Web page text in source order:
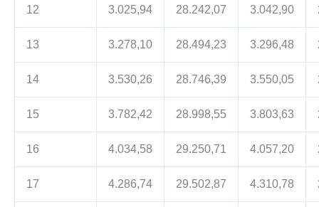
12 3.025,94 28.242,07 3.042,90
13 3.278,10 28.494,23 3.296,48
14 3.530,26 28.746,39 3.550,05
15 3.782,42 28.998,55 3.803,63
16 4.034,58 29.250,71 4.057,20
17 4.286,74 29.502,87 4.310,78